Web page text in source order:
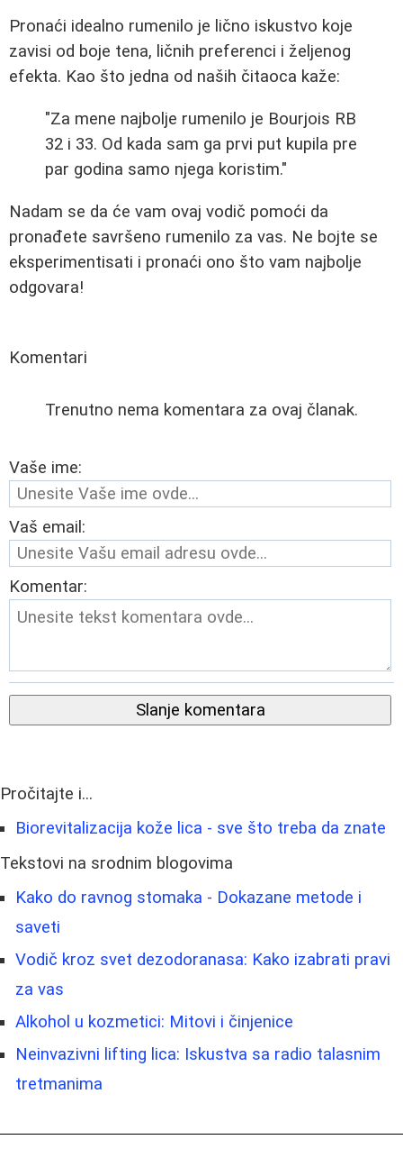
Pronaći idealno rumenilo je lično iskustvo koje
zavisi od boje tena, ličnih preferenci i željenog
efekta. Kao što jedna od naših čitaoca kaže:
"Za mene najbolje rumenilo je Bourjois RB
32 i 33. Od kada sam ga prvi put kupila pre
par godina samo njega koristim."
Nadam se da će vam ovaj vodič pomoći da
pronađete savršeno rumenilo za vas. Ne bojte se
eksperimentisati i pronaći ono što vam najbolje
odgovara!
Komentari
Trenutno nema komentara za ovaj članak.
Vaše ime:
Vaš email:
Komentar:
Slanje komentara
Pročitajte i...
Biorevitalizacija kože lica - sve što treba da znate
Tekstovi na srodnim blogovima
Kako do ravnog stomaka - Dokazane metode i
saveti
Vodič kroz svet dezodoranasa: Kako izabrati pravi
za vas
Alkohol u kozmetici: Mitovi i činjenice
Neinvazivni lifting lica: Iskustva sa radio talasnim
tretmanima